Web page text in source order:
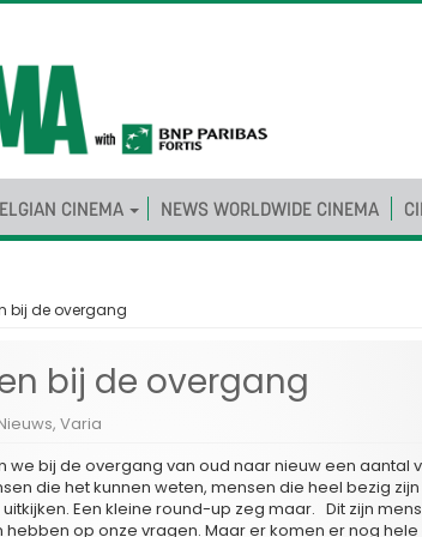
CINEMA NEWS WORLDWIDE CINEMA
bij de overgang
bij de overgang
, Varia
we bij de overgang van oud naar nieuw een aantal
die het kunnen weten, mensen die heel bezig
Een kleine round-up zeg maar. Dit zijn
op onze vragen. Maar er komen er nog